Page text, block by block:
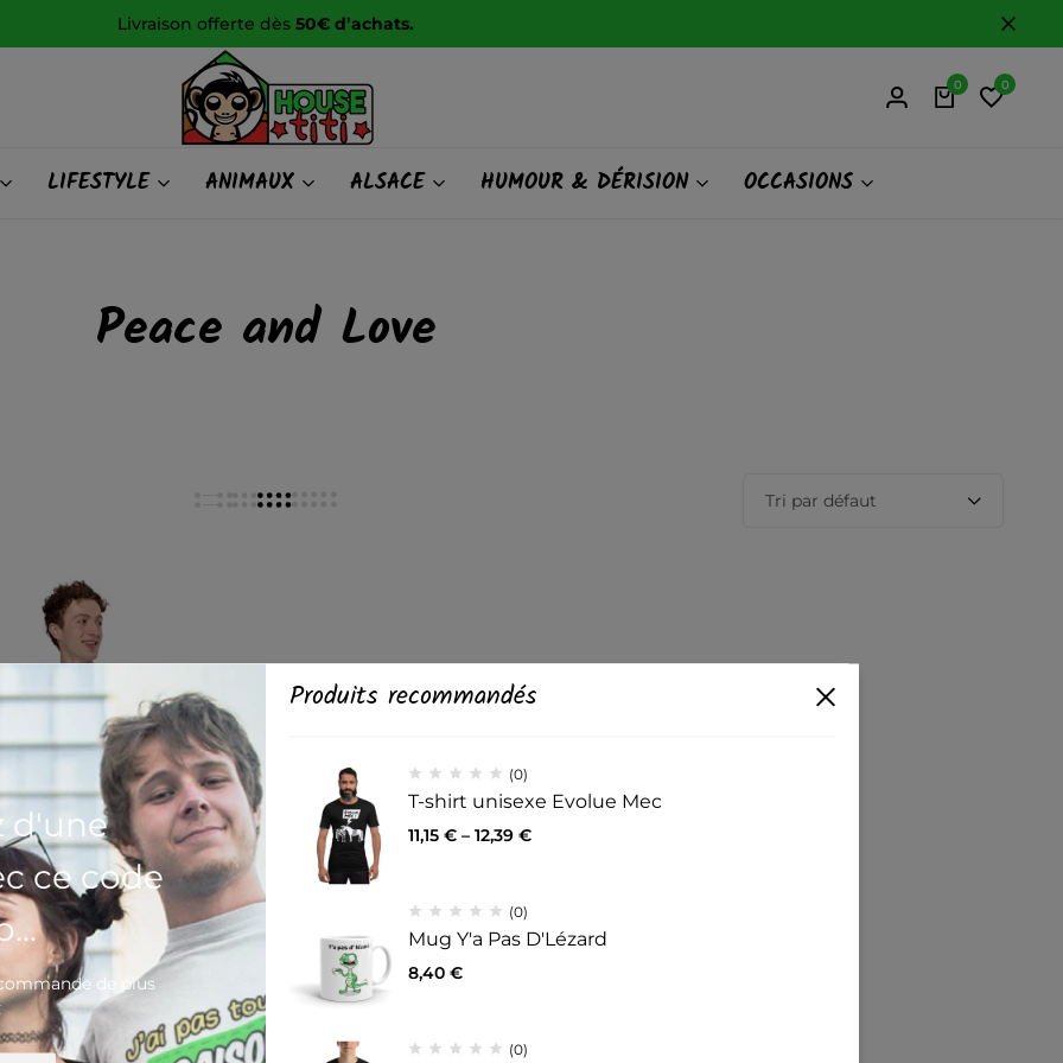
Livraison offerte dès 50€ d’achats.
0 0
LIFESTYLE ANIMAUX ALSACE HUMOUR & DÉRISION OCCASIONS
Peace and Love
Tri par défaut
Peace and Vélo
€
d'une
ce code
de plus
Produits recommandés
(0)
T-shirt unisexe Evolue Mec
11,15 € – 12,39 €
(0)
Mug Y'a Pas D'Lézard
8,40 €
(0)